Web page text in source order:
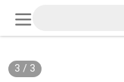
3
/
3